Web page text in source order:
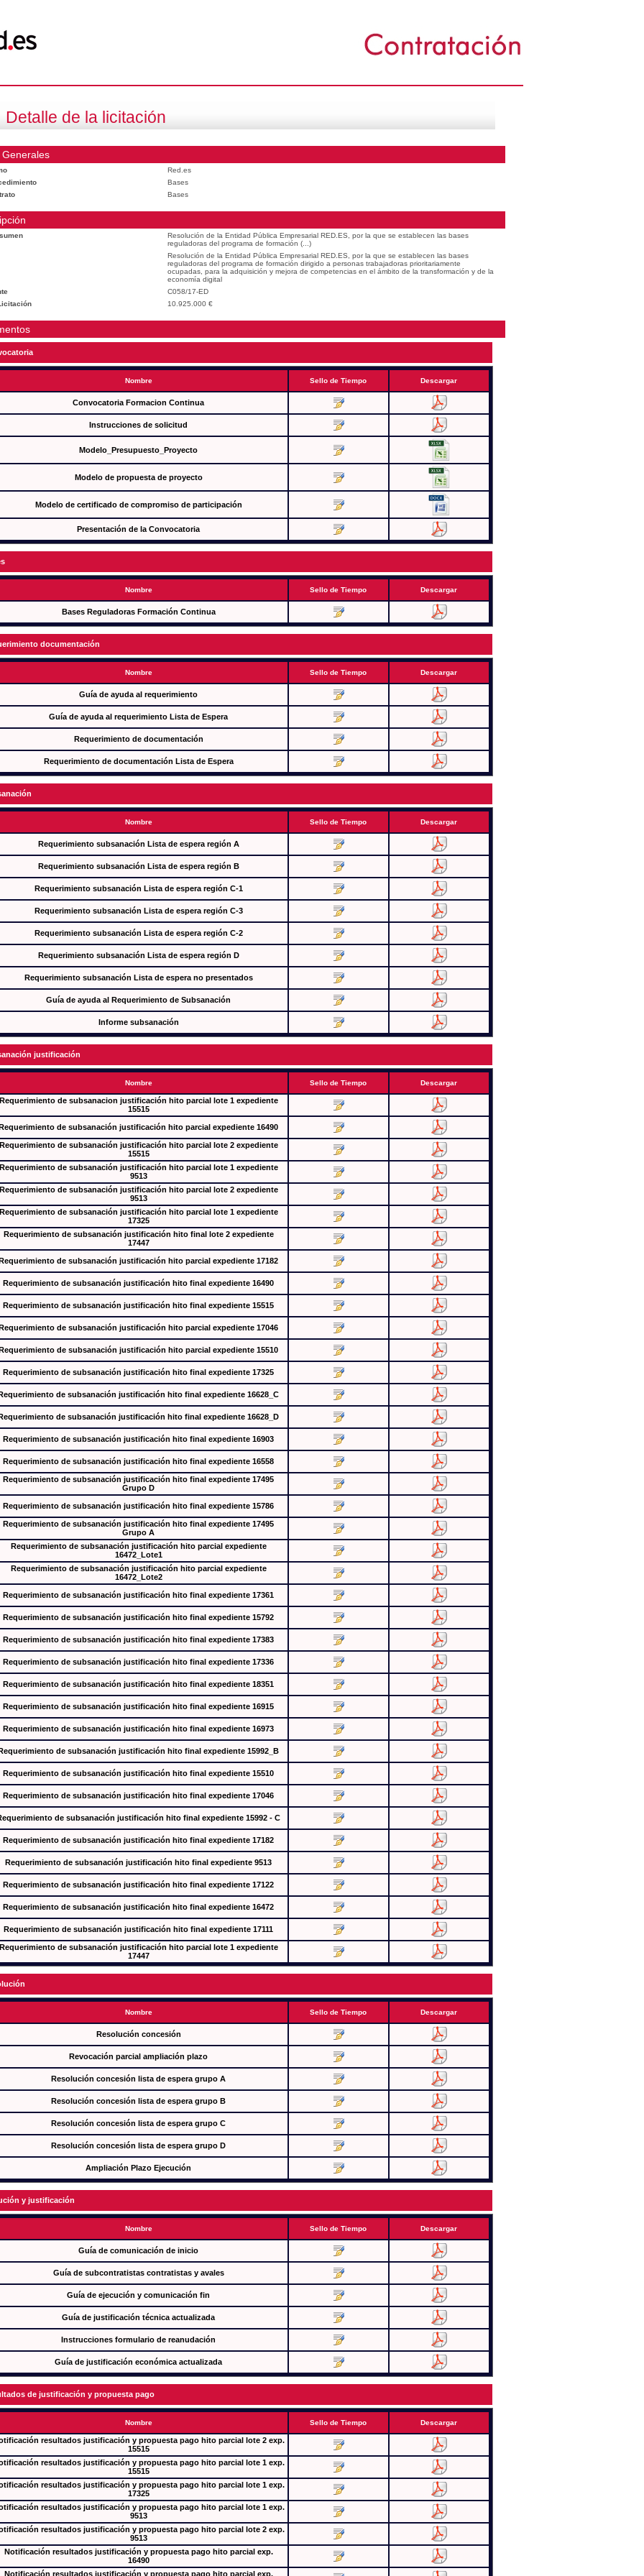
Detalle de la licitación
Red.es
Bases
Bases
Resolución de la Entidad Pública Empresarial RED.ES, por la que se establecen las bases
reguladoras del programa de formación (...)
Resolución de la Entidad Pública Empresarial RED.ES, por la que se establecen las bases
reguladoras del programa de formación dirigido a personas trabajadoras prioritariamente
ocupadas, para la adquisición y mejora de competencias en el ámbito de la transformación y de la
economía digital
C058/17-ED
10.925.000 €
Nombre Sello de Tiempo Descargar
Convocatoria Formacion Continua
Instrucciones de solicitud
Modelo_Presupuesto_Proyecto
Modelo de propuesta de proyecto
Modelo de certificado de compromiso de participación
Presentación de la Convocatoria
Nombre Sello de Tiempo Descargar
Bases Reguladoras Formación Continua
documentación
Nombre Sello de Tiempo Descargar
Guía de ayuda al requerimiento
Guía de ayuda al requerimiento Lista de Espera
Requerimiento de documentación
Requerimiento de documentación Lista de Espera
Nombre Sello de Tiempo Descargar
Requerimiento subsanación Lista de espera región A
Requerimiento subsanación Lista de espera región B
Requerimiento subsanación Lista de espera región C-1
Requerimiento subsanación Lista de espera región C-3
Requerimiento subsanación Lista de espera región C-2
Requerimiento subsanación Lista de espera región D
Requerimiento subsanación Lista de espera no presentados
Guía de ayuda al Requerimiento de Subsanación
Informe subsanación
justificación
Nombre Sello de Tiempo Descargar
de subsanacion justificación hito parcial lote 1 expediente
15515
de subsanación justificación hito parcial expediente 16490
de subsanación justificación hito parcial lote 2 expediente
15515
de subsanación justificación hito parcial lote 1 expediente
9513
de subsanación justificación hito parcial lote 2 expediente
9513
de subsanación justificación hito parcial lote 1 expediente
17325
Requerimiento de subsanación justificación hito final lote 2 expediente
17447
de subsanación justificación hito parcial expediente 17182
Requerimiento de subsanación justificación hito final expediente 16490
Requerimiento de subsanación justificación hito final expediente 15515
de subsanación justificación hito parcial expediente 17046
de subsanación justificación hito parcial expediente 15510
Requerimiento de subsanación justificación hito final expediente 17325
de subsanación justificación hito final expediente 16628_C
de subsanación justificación hito final expediente 16628_D
Requerimiento de subsanación justificación hito final expediente 16903
Requerimiento de subsanación justificación hito final expediente 16558
Requerimiento de subsanación justificación hito final expediente 17495
Grupo D
Requerimiento de subsanación justificación hito final expediente 15786
Requerimiento de subsanación justificación hito final expediente 17495
Grupo A
Requerimiento de subsanación justificación hito parcial expediente
16472_Lote1
Requerimiento de subsanación justificación hito parcial expediente
16472_Lote2
Requerimiento de subsanación justificación hito final expediente 17361
Requerimiento de subsanación justificación hito final expediente 15792
Requerimiento de subsanación justificación hito final expediente 17383
Requerimiento de subsanación justificación hito final expediente 17336
Requerimiento de subsanación justificación hito final expediente 18351
Requerimiento de subsanación justificación hito final expediente 16915
Requerimiento de subsanación justificación hito final expediente 16973
de subsanación justificación hito final expediente 15992_B
Requerimiento de subsanación justificación hito final expediente 15510
Requerimiento de subsanación justificación hito final expediente 17046
de subsanación justificación hito final expediente 15992 - C
Requerimiento de subsanación justificación hito final expediente 17182
Requerimiento de subsanación justificación hito final expediente 9513
Requerimiento de subsanación justificación hito final expediente 17122
Requerimiento de subsanación justificación hito final expediente 16472
Requerimiento de subsanación justificación hito final expediente 17111
de subsanación justificación hito parcial lote 1 expediente
17447
Nombre Sello de Tiempo Descargar
Resolución concesión
Revocación parcial ampliación plazo
Resolución concesión lista de espera grupo A
Resolución concesión lista de espera grupo B
Resolución concesión lista de espera grupo C
Resolución concesión lista de espera grupo D
Ampliación Plazo Ejecución
y justificación
Nombre Sello de Tiempo Descargar
Guía de comunicación de inicio
Guía de subcontratistas contratistas y avales
Guía de ejecución y comunicación fin
Guía de justificación técnica actualizada
Instrucciones formulario de reanudación
Guía de justificación económica actualizada
de justificación y propuesta pago
Nombre Sello de Tiempo Descargar
resultados justificación y propuesta pago hito parcial lote 2 exp.
15515
resultados justificación y propuesta pago hito parcial lote 1 exp.
15515
resultados justificación y propuesta pago hito parcial lote 1 exp.
17325
resultados justificación y propuesta pago hito parcial lote 1 exp.
9513
resultados justificación y propuesta pago hito parcial lote 2 exp.
9513
Notificación resultados justificación y propuesta pago hito parcial exp.
16490
Notificación resultados justificación y propuesta pago hito parcial exp.